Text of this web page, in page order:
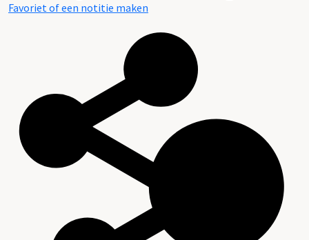
Favoriet of een notitie maken